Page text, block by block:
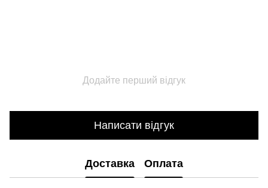
Додайте перший відгук
Написати відгук
Доставка Оплата